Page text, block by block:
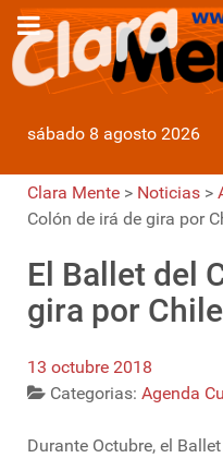
sábado 8 agosto 2026
Clara Mente > Noticias >
Colón de irá de gira por
El Ballet del
gira por Chile
13 octubre 2018
Categorias: Agenda
Durante Octubre, el